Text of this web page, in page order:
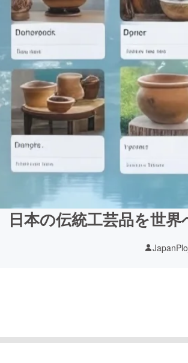
日本の伝統工芸品を世